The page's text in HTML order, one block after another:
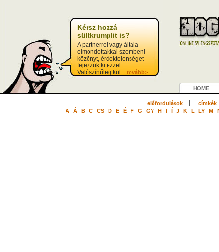
Kérsz hozzá
sültkrumplit is?
A partnerrel vagy általa
elmondottakkal szembeni
közönyt, érdektelenséget
fejezzük ki ezzel.
Valószínűleg kül... tovább>
HOME
előfordulások| címkék
A Á B C CS D E É F G GY H I Í J K L LY M